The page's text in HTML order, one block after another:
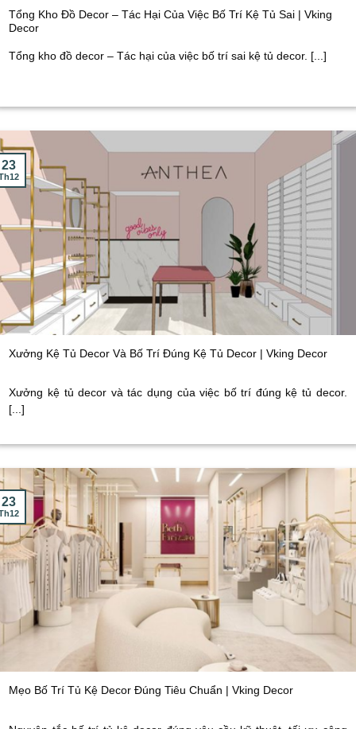
Tổng Kho Đồ Decor – Tác Hại Của Việc Bố Trí Kệ Tủ Sai | Vking
Decor
Tổng kho đồ decor – Tác hại của việc bố trí sai kệ tủ decor. [...]
Xưởng Kệ Tủ Decor Và Bố Trí Đúng Kệ Tủ Decor | Vking Decor
Xưởng kệ tủ decor và tác dụng của việc bố trí đúng kệ tủ decor.
[...]
23
Mẹo Bố Trí Tủ Kệ Decor Đúng Tiêu Chuẩn | Vking Decor
23